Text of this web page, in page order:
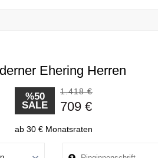
Eheringe
Halbmemoire
Diamantringe
Perlen Ohrringe
Buchstaben Halskette
Herren Halsketten
Ehering Herren
%50
SALE
1.418 €
709 €
ab 30 € Monatsraten